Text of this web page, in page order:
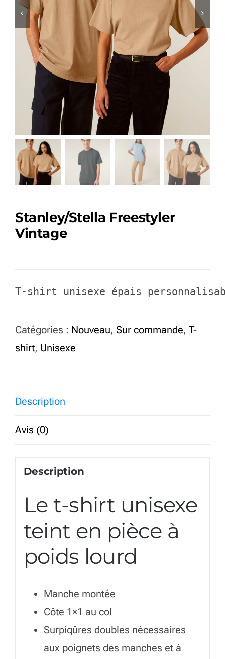
Stanley/Stella Freestyler
Vintage
T-shirt unisexe épais
Catégories : Nouveau, Sur commande,T-
shirt, Unisexe
Description
Avis (0)
Description
Le t-shirt unisexe
teint en pièce à
poids lourd
Manche montée
Côte 1×1 au col
Surpiqûres doubles nécessaires
aux poignets des manches et à